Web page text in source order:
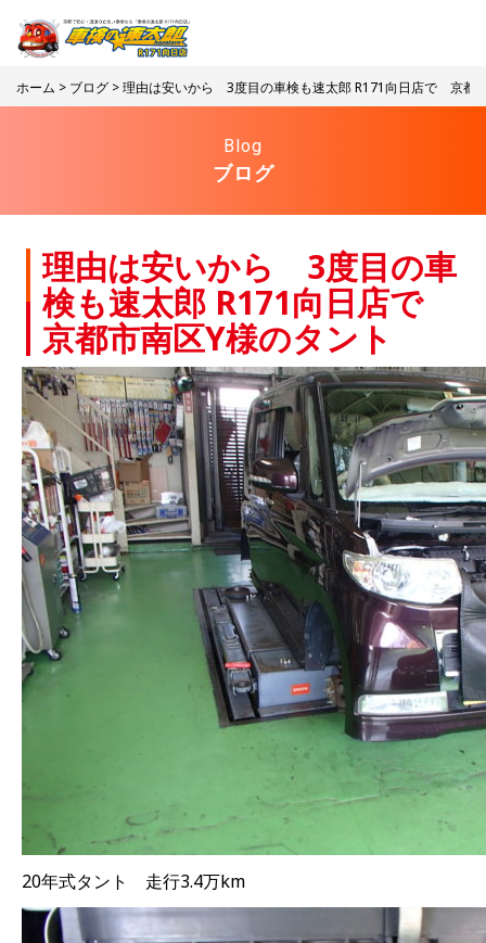
ホーム > ブログ > 理由は安いから 3度目の車検も速太郎 R171向日店で 京都
Blog
ブログ
理由は安いから 3度目の車
検も速太郎 R171向日店で
京都市南区Y様のタント
20年式タント 走行3.4万km